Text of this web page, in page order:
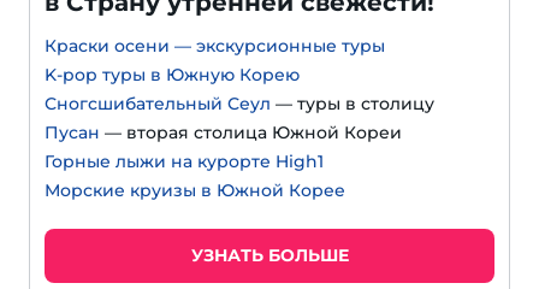
Краски осени — экскурсионные туры
K-pop туры в Южную Корею
Сногсшибательный Сеул — туры в столицу
Пусан — вторая столица Южной Кореи
Горные лыжи на курорте High1
Морские круизы в Южной Корее
УЗНАТЬ БОЛЬШЕ